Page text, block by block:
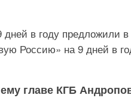
в году предложили
Россию» на 9 дней в
главе КГБ